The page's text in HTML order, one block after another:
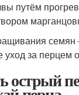
путём
за перцем
острый